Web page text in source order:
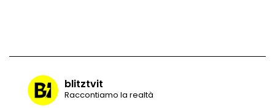
blitztvit
Raccontiamo la realtà